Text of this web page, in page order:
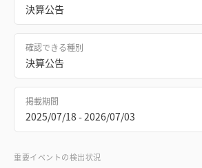
決算公告
確認できる種別
決算公告
掲載期間
2025/07/18 - 2026/07/03
重要イベントの検出状況